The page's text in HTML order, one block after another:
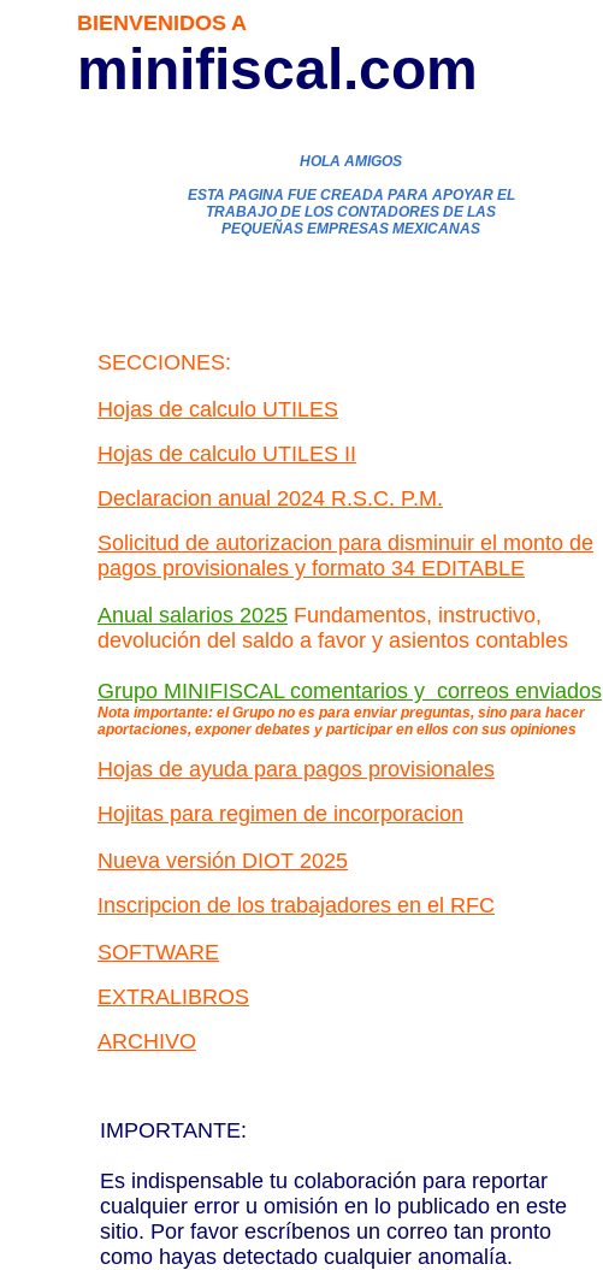
BIENVENIDOS A
minifiscal.com
HOLA AMIGOS
ESTA PAGINA FUE CREADA PARA APOYAR EL
TRABAJO DE LOS CONTADORES DE LAS
PEQUEÑAS EMPRESAS MEXICANAS
SECCIONES:
Hojas de calculo UTILES
Hojas de calculo UTILES II
Declaracion anual 2024 R.S.C. P.M.
Solicitud de autorizacion para disminuir el monto de
pagos provisionales y formato 34 EDITABLE
Anual salarios 2025 Fundamentos, instructivo,
devolución del saldo a favor y asientos contables
Grupo MINIFISCAL comentarios y correos enviados
Nota importante: el Grupo no es para enviar preguntas, sino para hacer
aportaciones, exponer debates y participar en ellos con sus opiniones
Hojas de ayuda para pagos provisionales
Hojitas para regimen de incorporacion
Nueva versión DIOT 2025
Inscripcion de los trabajadores en el RFC
SOFTWARE
EXTRALIBROS
ARCHIVO
IMPORTANTE:
Es indispensable tu colaboración para reportar
cualquier error u omisión en lo publicado en este
sitio. Por favor escríbenos un correo tan pronto
como hayas detectado cualquier anomalía.